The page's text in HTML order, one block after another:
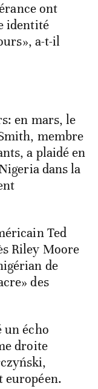
ont
identité
a-t-il
en mars, le
membre
a plaidé en
dans la
Ted
Riley Moore
de
des
un écho
droite
européen.